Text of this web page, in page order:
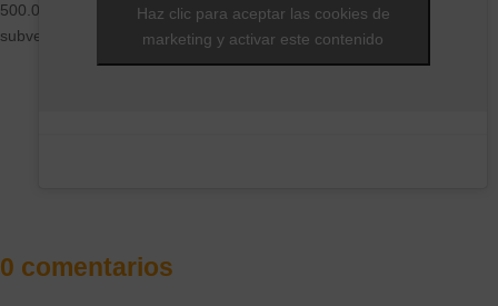
500.000 euros la cuantía que pueden recibir en concepto de
subvenciones en un período de tres años.
Haz clic para aceptar las cookies de
marketing y activar este contenido
0 comentarios